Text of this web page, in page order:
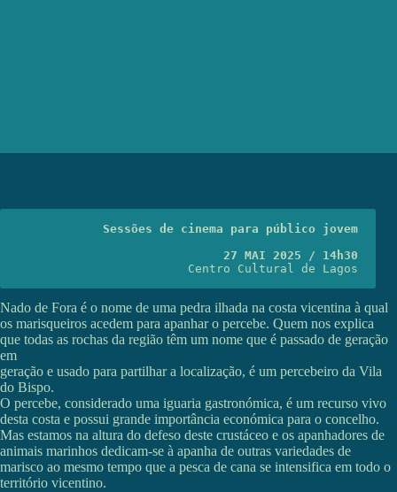
Sessões de cinema para público jovem
27 MAI 2025 / 14h30
Centro Cultural de Lagos
Nado de Fora é o nome de uma pedra ilhada na costa vicentina à qual
os marisqueiros acedem para apanhar o percebe. Quem nos explica
que todas as rochas da região têm um nome que é passado de geração
em
geração e usado para partilhar a localização, é um percebeiro da Vila
do Bispo.
O percebe, considerado uma iguaria gastronómica, é um recurso vivo
desta costa e possui grande importância económica para o concelho.
Mas estamos na altura do defeso deste crustáceo e os apanhadores de
animais marinhos dedicam-se à apanha de outras variedades de
marisco ao mesmo tempo que a pesca de cana se intensifica em todo o
território vicentino.